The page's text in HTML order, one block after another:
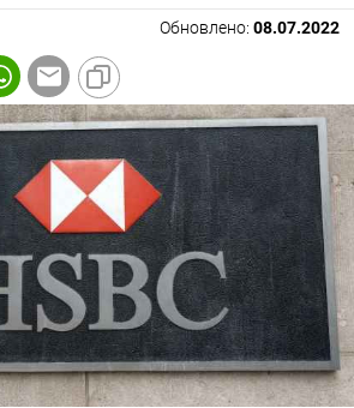
Обновлено: 08.07.2022